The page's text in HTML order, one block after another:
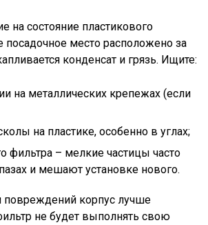
на состояние пластикового
посадочное место расположено за
конденсат и грязь. Ищите:
на металлических крепежах (если
на пластике, особенно в углах;
фильтра – мелкие частицы часто
и мешают установке нового.
повреждений корпус лучше
не будет выполнять свою